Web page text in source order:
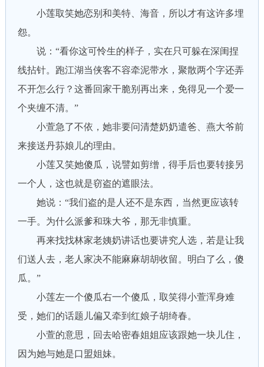
小莲取笑她恋别和美特、海音，所以才有这许多埋
怨。
说：“看你这可怜生的样子，实在只可躲在深闺捏
线拈针。跑江湖当侠客不容牵泥带水，聚散两个字还弄
不开怎么行？这番回家干脆别再出来，免得见一个爱一
个夹缠不清。”
小萱急了不依，她非要问清楚奶奶遣爸、燕大爷前
来接送丹荪娘儿的理由。
小莲又笑她傻瓜，说譬如剪缯，得手后也要转接另
一个人，这也就是窃盗的遮眼法。
她说：“我们盗的是人还不是东西，当然更应该转
一手。为什么派爹和珠大爷，那无非慎重。
再来找找林家老姨奶讲话也要讲究人选，若是让我
们送人去，老人家决不能麻麻胡胡收留。明白了么，傻
瓜。”
小莲左一个傻瓜右一个傻瓜，取笑得小萱浑身难
受，她们的话题儿偏又牵到红娘子胡绮春。
小萱的意思，回去哈密春姐姐应该跟她一块儿住，
因为她与她是口盟姐妹。